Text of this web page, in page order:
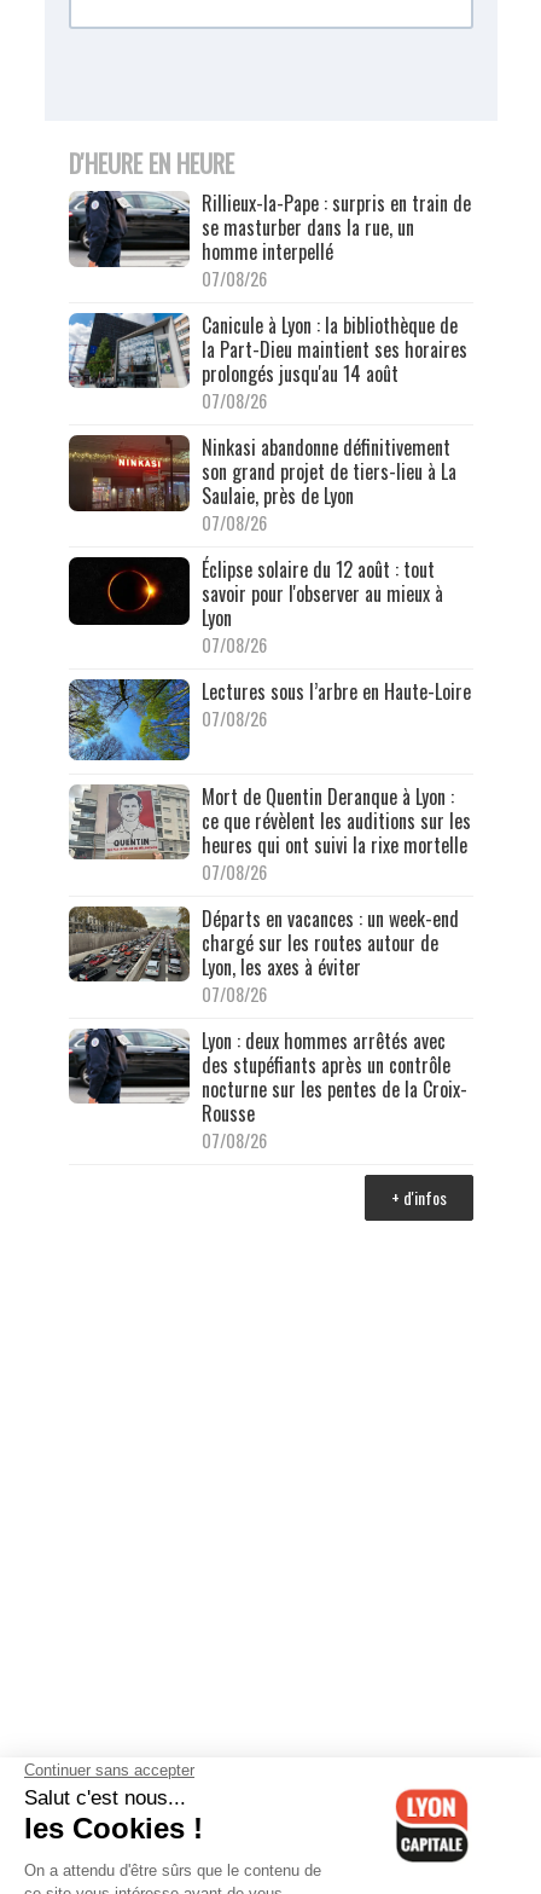
D'HEURE EN HEURE
Rillieux-la-Pape : surpris en train de
se masturber dans la rue, un
homme interpellé
07/08/26
Canicule à Lyon : la bibliothèque de
la Part-Dieu maintient ses horaires
prolongés jusqu'au 14 août
07/08/26
Ninkasi abandonne définitivement
son grand projet de tiers-lieu à La
Saulaie, près de Lyon
07/08/26
Éclipse solaire du 12 août : tout
savoir pour l'observer au mieux à
Lyon
07/08/26
Lectures sous l’arbre en Haute-Loire
07/08/26
Mort de Quentin Deranque à Lyon :
ce que révèlent les auditions sur les
heures qui ont suivi la rixe mortelle
07/08/26
Départs en vacances : un week-end
chargé sur les routes autour de
Lyon, les axes à éviter
07/08/26
Lyon : deux hommes arrêtés avec
des stupéfiants après un contrôle
nocturne sur les pentes de la Croix-
Rousse
07/08/26
+ d'infos